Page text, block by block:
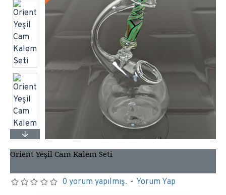
Orient Yeşil Cam Kalem Seti
0 yorum yapılmış. - Yorum Yap